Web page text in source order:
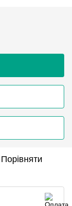
Порівняти